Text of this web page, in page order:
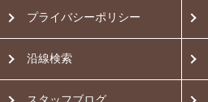
プライバシーポリシー
沿線検索